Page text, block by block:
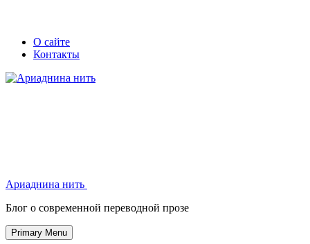
Skip
Secondary
left
navigation
Secondary
right
navigation
О сайте
Контакты
Ариаднина нить
Блог о современной переводной прозе
Primary Menu